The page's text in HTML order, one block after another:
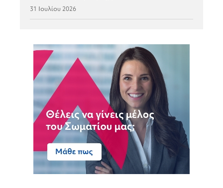
31 Ιουλίου 2026